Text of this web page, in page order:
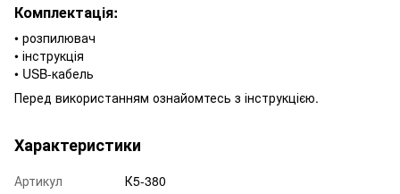
Комплектація:
• розпилювач
• інструкція
• USB-кабель
Перед використанням ознайомтесь з інструкцією.
Характеристики
Артикул
К5-380